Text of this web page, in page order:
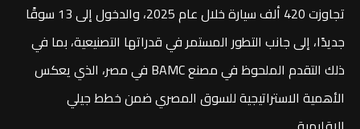
تجاوزت 420 ألف سيارة خلال عام 2025، والدخول إلى 13 سوقًا
جديدًا، إلى جانب التطور المستمر في قدراتها التصنيعية، بما في
ذلك التقدم الملحوظ في مصنع BAMC في مصر، الذي يعكس
الأهمية الاستراتيجية للسوق المصري ضمن خطط جيلي